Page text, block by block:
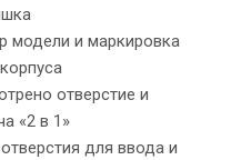
модели и маркировка
отверстие и
«2 в 1»
для ввода и